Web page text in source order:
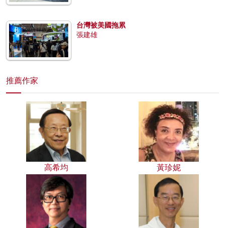
台灣被美國拖累
張建雄
推薦作家
高希均 黃珍妮